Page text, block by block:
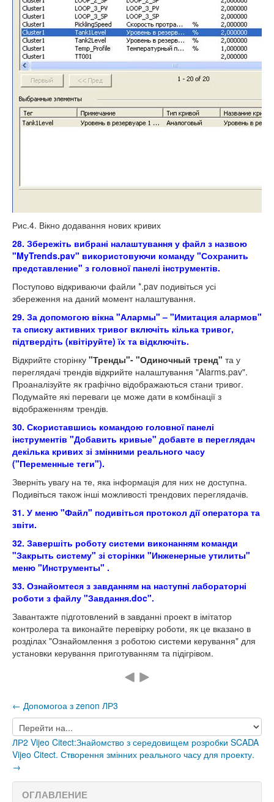
Рис.4. Вікно додавання нових кривих
28. Збережіть вибрані налаштування у файл з назвою
"MyTrends.pav" використовуючи команду "Сохранить
представление" з головної панелі інструментів.
Поступово відкриваючи файли *.pav подивіться усі
збереження на даний момент налаштування.
29. За допомогою вікна "Алармы" – "Имитация алармов"
та списку активних тривог включіть кілька тривог,
підтвердіть (квітіруйте) їх та відключіть.
Відкрийте сторінку "Тренды"- "Одиночный тренд" та у
переглядачі трендів відкрийте налаштування "Alarms.pav".
Проаналізуйте як графічно відображаються стани тривог.
Подумайте які переваги це може дати в комбінації з
відображенням трендів.
30. Скориставшись командою головної панелі
інструментів "Добавить кривые" добавте в переглядач
декілька кривих зі змінними реального часу
("Переменные теги").
Зверніть увагу на те, яка інформація для них не доступна.
Подивіться також інші можливості трендових переглядачів.
31. У меню "Файл" подивіться протокол дії оператора та
звіти.
32. Завершіть роботу системи виконанням команди
"Закрыть систему" зі сторінки "Инженерные утилиты"
меню "Инструменты" .
33. Ознайомтеся з завданням на наступні лабораторні
роботи з файлу "Завдання.doc".
Завантажте підготовлений в завданні проект в імітатор
контролера та виконайте перевірку роботи, як це вказано в
розділах "Ознайомлення з роботою системи керування" для
установки керування приготуванням та підігрівом.
← Допомогоа з zenon ЛР3
Перейти
на...
ЛР2 Vijeo Citect:Знайомство з середовищем розробки SCADA
Vijeo Citect. Створення змінних реального часу для проекту.
→
ОГЛАВЛЕНИЕ